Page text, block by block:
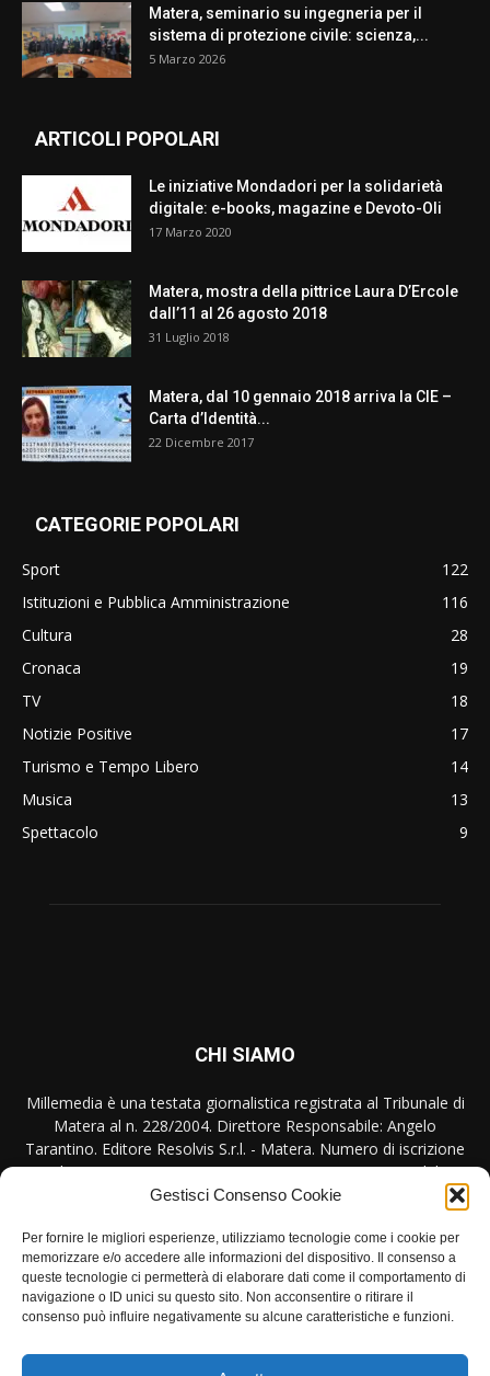
Gestisci Consenso Cookie
Per fornire le migliori esperienze, utilizziamo tecnologie come i cookie per
memorizzare e/o accedere alle informazioni del dispositivo. Il consenso a
queste tecnologie ci permetterà di elaborare dati come il comportamento di
navigazione o ID unici su questo sito. Non acconsentire o ritirare il
consenso può influire negativamente su alcune caratteristiche e funzioni.
Matera, seminario su ingegneria per il
sistema di protezione civile: scienza,...
5 Marzo 2026
ARTICOLI POPOLARI
Le iniziative Mondadori per la solidarietà
digitale: e-books, magazine e Devoto-Oli
17 Marzo 2020
Matera, mostra della pittrice Laura D’Ercole
dall’11 al 26 agosto 2018
31 Luglio 2018
Matera, dal 10 gennaio 2018 arriva la CIE –
Carta d’Identità...
22 Dicembre 2017
CATEGORIE POPOLARI
Sport
122
Istituzioni e Pubblica Amministrazione
116
Cultura
28
Cronaca
19
TV
18
Notizie Positive
17
Turismo e Tempo Libero
14
Musica
13
Spettacolo
9
CHI SIAMO
Millemedia è una testata giornalistica registrata al Tribunale di
Matera al n. 228/2004. Direttore Responsabile: Angelo
Tarantino. Editore Resolvis S.r.l. - Matera. Numero di iscrizione
al ROC Registro Operatori Comunicazione n. 17440 del
31/10/2007
Contattaci:redazione@millemedia.it
SEGUICI